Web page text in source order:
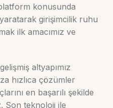
konusunda
girişimcilik ruhu
ilk amacımız ve
altyapımız
hızlıca çözümler
en başarılı şekilde
Son teknoloji ile